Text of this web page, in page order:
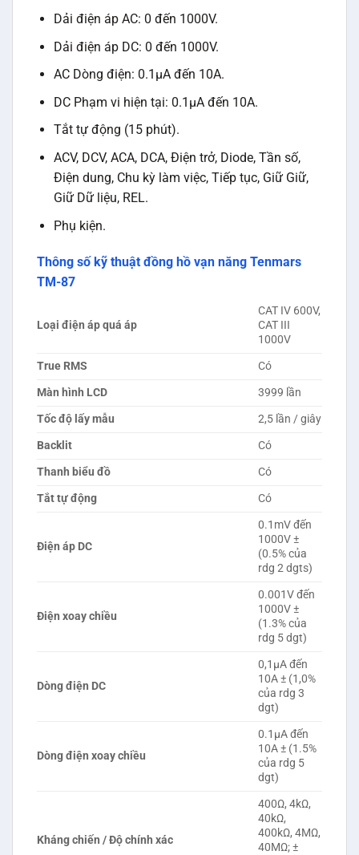
Dải điện áp AC: 0 đến 1000V.
Dải điện áp DC: 0 đến 1000V.
AC Dòng điện: 0.1μA đến 10A.
DC Phạm vi hiện tại: 0.1μA đến 10A.
Tắt tự động (15 phút).
ACV, DCV, ACA, DCA, Điện trở, Diode, Tần số,
Điện dung, Chu kỳ làm việc, Tiếp tục, Giữ Giữ,
Giữ Dữ liệu, REL.
Phụ kiện.
Thông số kỹ thuật đồng hồ vạn năng Tenmars
TM-87
Loại điện áp quá áp
CAT IV 600V,
CAT III
1000V
True RMS
Có
Màn hình LCD
3999 lần
Tốc độ lấy mẫu
2,5 lần / giây
Backlit
Có
Thanh biểu đồ
Có
Tắt tự động
Có
Điện áp DC
0.1mV đến
1000V ±
(0.5% của
rdg 2 dgts)
Điện xoay chiều
0.001V đến
1000V ±
(1.3% của
rdg 5 dgt)
Dòng điện DC
0,1μA đến
10A ± (1,0%
của rdg 3
dgt)
Dòng điện xoay chiều
0.1μA đến
10A ± (1.5%
của rdg 5
dgt)
Kháng chiến / Độ chính xác
400Ω, 4kΩ,
40kΩ,
400kΩ, 4MΩ,
40MΩ; ±